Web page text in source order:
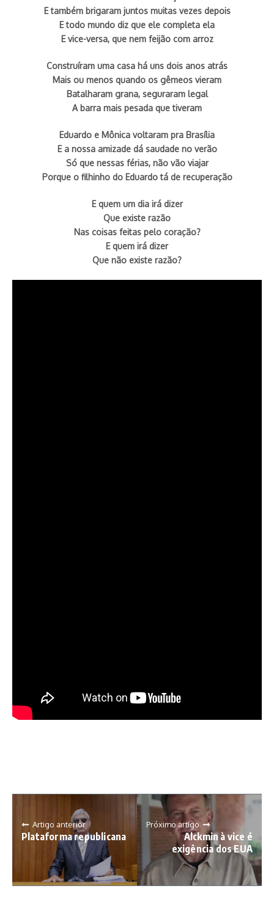
E também brigaram juntos muitas vezes depois
E todo mundo diz que ele completa ela
E vice-versa, que nem feijão com arroz
Construíram uma casa há uns dois anos atrás
Mais ou menos quando os gêmeos vieram
Batalharam grana, seguraram legal
A barra mais pesada que tiveram
Eduardo e Mônica voltaram pra Brasília
E a nossa amizade dá saudade no verão
Só que nessas férias, não vão viajar
Porque o filhinho do Eduardo tá de recuperação
E quem um dia irá dizer
Que existe razão
Nas coisas feitas pelo coração?
E quem irá dizer
Que não existe razão?
Artigo anterior
Plataforma republicana
Próximo artigo
Alckmin à vice é
exigência dos EUA